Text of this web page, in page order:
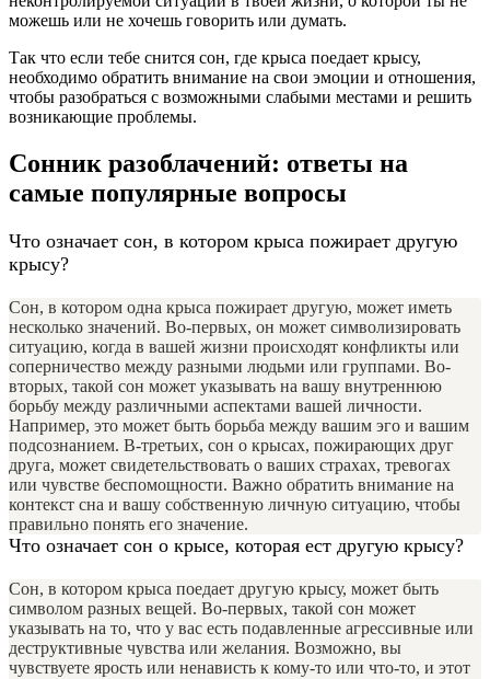
можешь или не хочешь говорить или думать.
Так что если тебе снится сон, где крыса поедает крысу,
необходимо обратить внимание на свои эмоции и отношения,
чтобы разобраться с возможными слабыми местами и решить
возникающие проблемы.
Сонник разоблачений: ответы на
самые популярные вопросы
Что означает сон, в котором крыса пожирает другую
крысу?
Сон, в котором одна крыса пожирает другую, может иметь
несколько значений. Во-первых, он может символизировать
ситуацию, когда в вашей жизни происходят конфликты или
соперничество между разными людьми или группами. Во-
вторых, такой сон может указывать на вашу внутреннюю
борьбу между различными аспектами вашей личности.
Например, это может быть борьба между вашим эго и вашим
подсознанием. В-третьих, сон о крысах, пожирающих друг
друга, может свидетельствовать о ваших страхах, тревогах
или чувстве беспомощности. Важно обратить внимание на
контекст сна и вашу собственную личную ситуацию, чтобы
правильно понять его значение.
Что означает сон о крысе, которая ест другую крысу?
Сон, в котором крыса поедает другую крысу, может быть
символом разных вещей. Во-первых, такой сон может
указывать на то, что у вас есть подавленные агрессивные или
деструктивные чувства или желания. Возможно, вы
чувствуете ярость или ненависть к кому-то или что-то, и этот